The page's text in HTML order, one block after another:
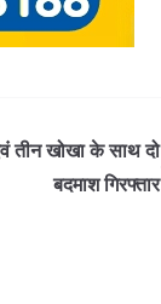
तीन खोखा के साथ दो
बदमाश गिरफ्तार